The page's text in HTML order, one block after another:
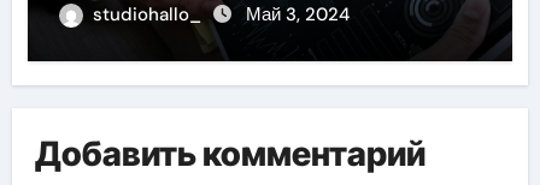
studiohallo_ Май 3, 2024
Добавить комментарий